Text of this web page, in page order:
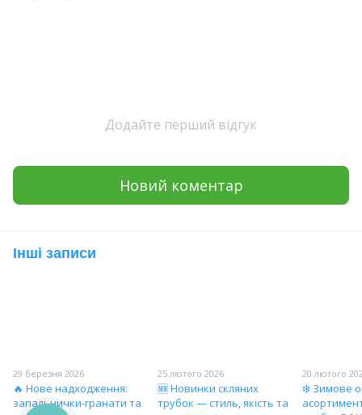
Додайте перший відгук
Новий коментар
Інші записи
29 березня 2026
🔥 Нове надходження:
запальнички-гранати та
25 лютого 2026
🆕 Новинки скляних
трубок — стиль, якість та
20 лютого
❄️ Зимове